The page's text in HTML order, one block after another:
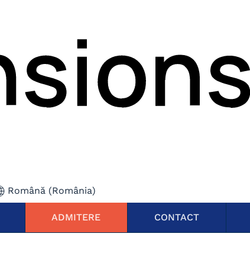
Română (România)
ADMITERE CONTACT